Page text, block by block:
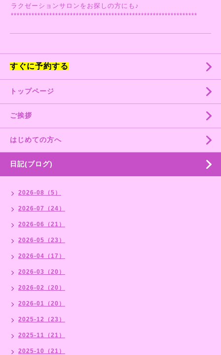
ラクゼーションサロンをお探しの方にも♪
***************************************************************
すぐに予約する
トップページ
ご挨拶
はじめての方へ
日記(ブログ)
2026-08（5）
2026-07（24）
2026-06（21）
2026-05（23）
2026-04（17）
2026-03（20）
2026-02（20）
2026-01（20）
2025-12（23）
2025-11（21）
2025-10（21）